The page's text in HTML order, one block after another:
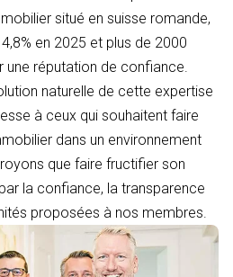
situé en suisse romande,
en 2025 et plus de 2000
une réputation de confiance.
naturelle de cette expertise
à ceux qui souhaitent faire
dans un environnement
que faire fructifier son
la confiance, la transparence
proposées à nos membres.